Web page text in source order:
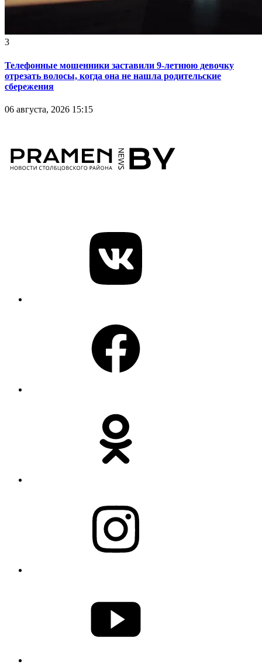
3
Телефонные мошенники заставили 9-летнюю девочку
отрезать волосы, когда она не нашла родительские
сбережения
06 августа, 2026 15:15